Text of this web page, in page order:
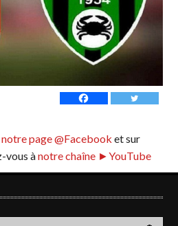
notre page @Facebook et sur
vous ànotre chaîne ►YouTube